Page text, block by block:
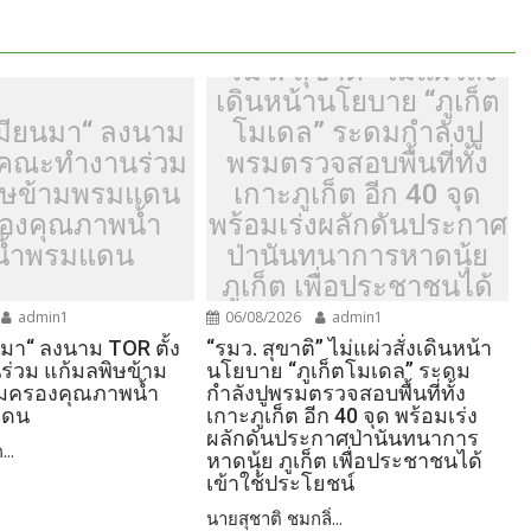
ยนมา“ ลงนาม
ณะทำงานร่วม
ข้ามพรมแดน
งคุณภาพน้ำ
ำพรมแดน
admin1
า“ ลงนาม TOR ตั้ง
วม แก้มลพิษข้าม
ครองคุณภาพน้ำ
น
“รมว. สุขาติ” ไม่แผ่วสั่ง
เดินหน้านโยบาย “ภูเก็ต
โมเดล” ระดมกำลังปู
พรมตรวจสอบพื้นที่ทั้ง
เกาะภูเก็ต อีก 40 จุด
พร้อมเร่งผลักดันประกาศ
ป่านันทนาการหาดนุ้ย
ภูเก็ต เพื่อประชาชนได้
เข้าใช้ประโยชน์
06/08/2026 admin1
“รมว. สุขาติ” ไม่แผ่วสั่งเดินหน้า
นโยบาย “ภูเก็ตโมเดล” ระดม
กำลังปูพรมตรวจสอบพื้นที่ทั้ง
เกาะภูเก็ต อีก 40 จุด พร้อมเร่ง
ผลักดันประกาศป่านันทนาการ
หาดนุ้ย ภูเก็ต เพื่อประชาชนได้
เข้าใช้ประโยชน์
นายสุชาติ ชมกลิ่...